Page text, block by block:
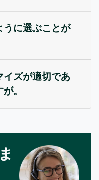
うに選ぶことが
ズが適切であ
。